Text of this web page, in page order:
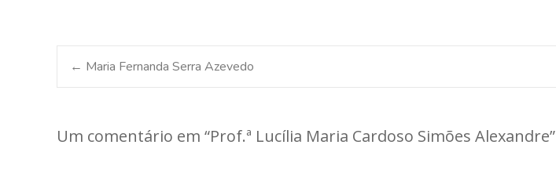
Post
navigation
← Maria Fernanda Serra Azevedo
Um comentário em “Prof.ª Lucília Maria Cardoso Simões Alexandre”